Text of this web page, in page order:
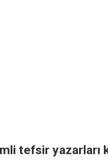
tefsir yazarları